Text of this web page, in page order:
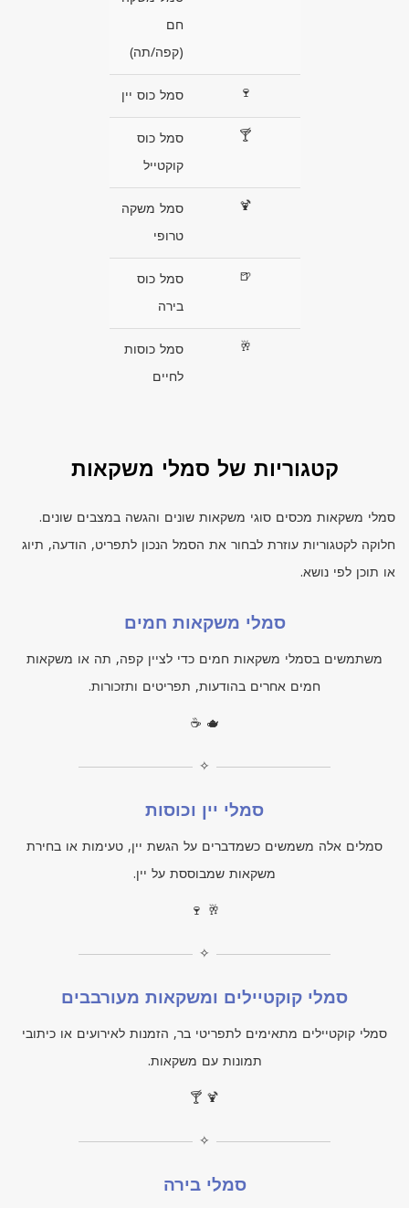
חם
(קפה/תה)
🍷 סמל כוס יין
🍸
סמל כוס
קוקטייל
🍹
סמל משקה
טרופי
🍺
סמל כוס
בירה
🥂
סמל כוסות
לחיים
קטגוריות של סמלי משקאות
סמלי משקאות מכסים סוגי משקאות שונים והגשה במצבים שונים.
חלוקה לקטגוריות עוזרת לבחור את הסמל הנכון לתפריט, הודעה, תיוג
או תוכן לפי נושא.
סמלי משקאות חמים
משתמשים בסמלי משקאות חמים כדי לציין קפה, תה או משקאות
חמים אחרים בהודעות, תפריטים ותזכורות.
☕ 🫖
✧
סמלי יין וכוסות
סמלים אלה משמשים כשמדברים על הגשת יין, טעימות או בחירת
משקאות שמבוססת על יין.
🍷 🥂
✧
סמלי קוקטיילים ומשקאות מעורבבים
סמלי קוקטיילים מתאימים לתפריטי בר, הזמנות לאירועים או כיתובי
תמונות עם משקאות.
🍸 🍹
✧
סמלי בירה